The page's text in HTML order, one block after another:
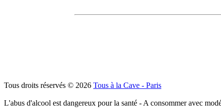
Tous droits réservés © 2026 Tous à la Cave - Paris
L'abus d'alcool est dangereux pour la santé - A consommer avec